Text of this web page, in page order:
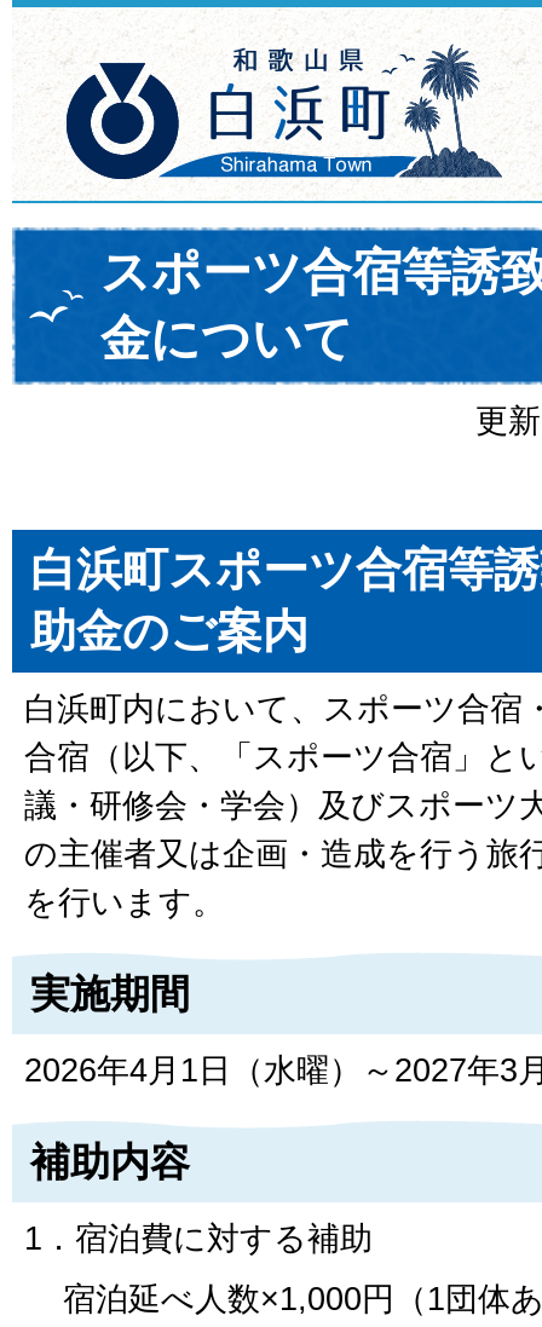
スポーツ合宿等誘
金について
更
白浜町スポーツ合宿等
助金のご案内
白浜町内において、スポーツ合宿
合宿（以下、「スポーツ合宿」と
議・研修会・学会）及びスポーツ
の主催者又は企画・造成を行う旅
を行います。
実施期間
2026年4月1日（水曜）～2027年3
補助内容
1．宿泊費に対する補助
宿泊延べ人数×1,000円（1団体